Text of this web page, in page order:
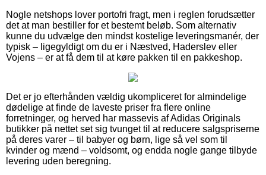
Nogle netshops lover portofri fragt, men i reglen forudsætter
det at man bestiller for et bestemt beløb. Som alternativ
kunne du udvælge den mindst kostelige leveringsmanér, der
typisk – ligegyldigt om du er i Næstved, Haderslev eller
Vojens – er at få dem til at køre pakken til en pakkeshop.
Det er jo efterhånden vældig ukompliceret for almindelige
dødelige at finde de laveste priser fra flere online
forretninger, og herved har massevis af Adidas Originals
butikker på nettet set sig tvunget til at reducere salgspriserne
på deres varer – til babyer og børn, lige så vel som til
kvinder og mænd – voldsomt, og endda nogle gange tilbyde
levering uden beregning.